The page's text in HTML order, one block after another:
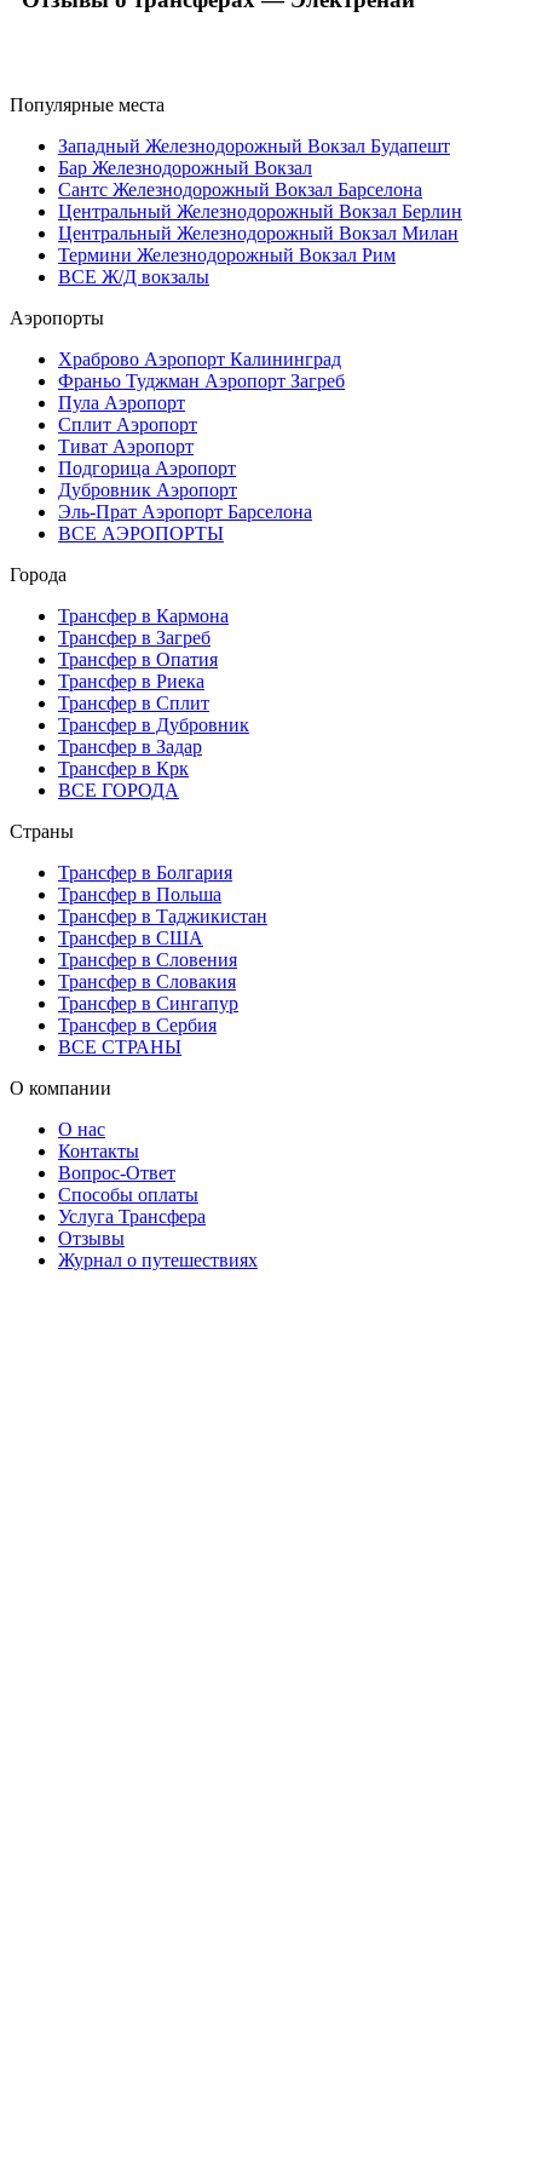
Популярные места
Западный Железнодорожный Вокзал Будапешт
Бар Железнодорожный Вокзал
Сантс Железнодорожный Вокзал Барселона
Центральный Железнодорожный Вокзал Берлин
Центральный Железнодорожный Вокзал Милан
Термини Железнодорожный Вокзал Рим
ВСЕ Ж/Д вокзалы
Аэропорты
Храброво Аэропорт Калининград
Франьо Туджман Аэропорт Загреб
Пула Аэропорт
Сплит Аэропорт
Тиват Аэропорт
Подгорица Аэропорт
Дубровник Аэропорт
Эль-Прат Аэропорт Барселона
ВСЕ АЭРОПОРТЫ
Города
Трансфер в Кармона
Трансфер в Загреб
Трансфер в Опатия
Трансфер в Риека
Трансфер в Сплит
Трансфер в Дубровник
Трансфер в Задар
Трансфер в Крк
ВСЕ ГОРОДА
Страны
Трансфер в Болгария
Трансфер в Польша
Трансфер в Таджикистан
Трансфер в США
Трансфер в Словения
Трансфер в Словакия
Трансфер в Сингапур
Трансфер в Сербия
ВСЕ СТРАНЫ
О компании
О нас
Контакты
Вопрос-Ответ
Способы оплаты
Услуга Трансфера
Отзывы
Журнал о путешествиях